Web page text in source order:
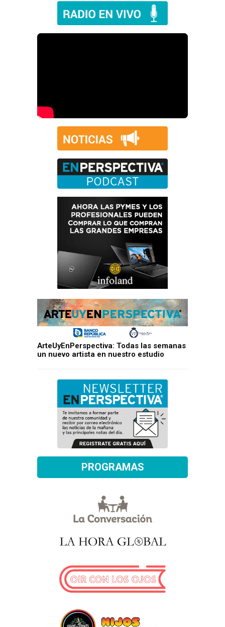
ArteUyEnPerspectiva: Todas las semanas
un nuevo artista en nuestro estudio
PROGRAMAS